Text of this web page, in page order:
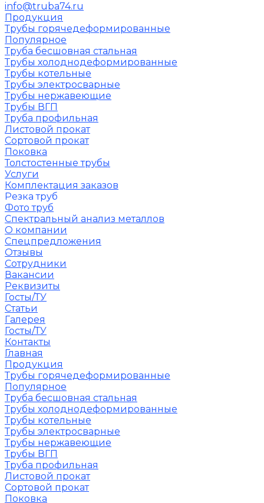
info@truba74.ru
Продукция
Трубы горячедеформированные
Популярное
Труба бесшовная стальная
Трубы холоднодеформированные
Трубы котельные
Трубы электросварные
Трубы нержавеющие
Трубы ВГП
Труба профильная
Листовой прокат
Сортовой прокат
Поковка
Толстостенные трубы
Услуги
Комплектация заказов
Резка труб
Фото труб
Спектральный анализ металлов
О компании
Спецпредложения
Отзывы
Сотрудники
Вакансии
Реквизиты
Госты/ТУ
Статьи
Галерея
Госты/ТУ
Контакты
Главная
Продукция
Трубы горячедеформированные
Популярное
Труба бесшовная стальная
Трубы холоднодеформированные
Трубы котельные
Трубы электросварные
Трубы нержавеющие
Трубы ВГП
Труба профильная
Листовой прокат
Сортовой прокат
Поковка